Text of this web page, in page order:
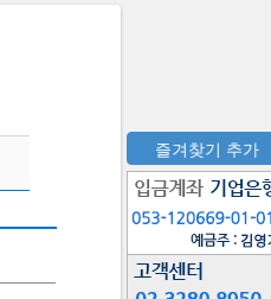
즐겨찾기 추가